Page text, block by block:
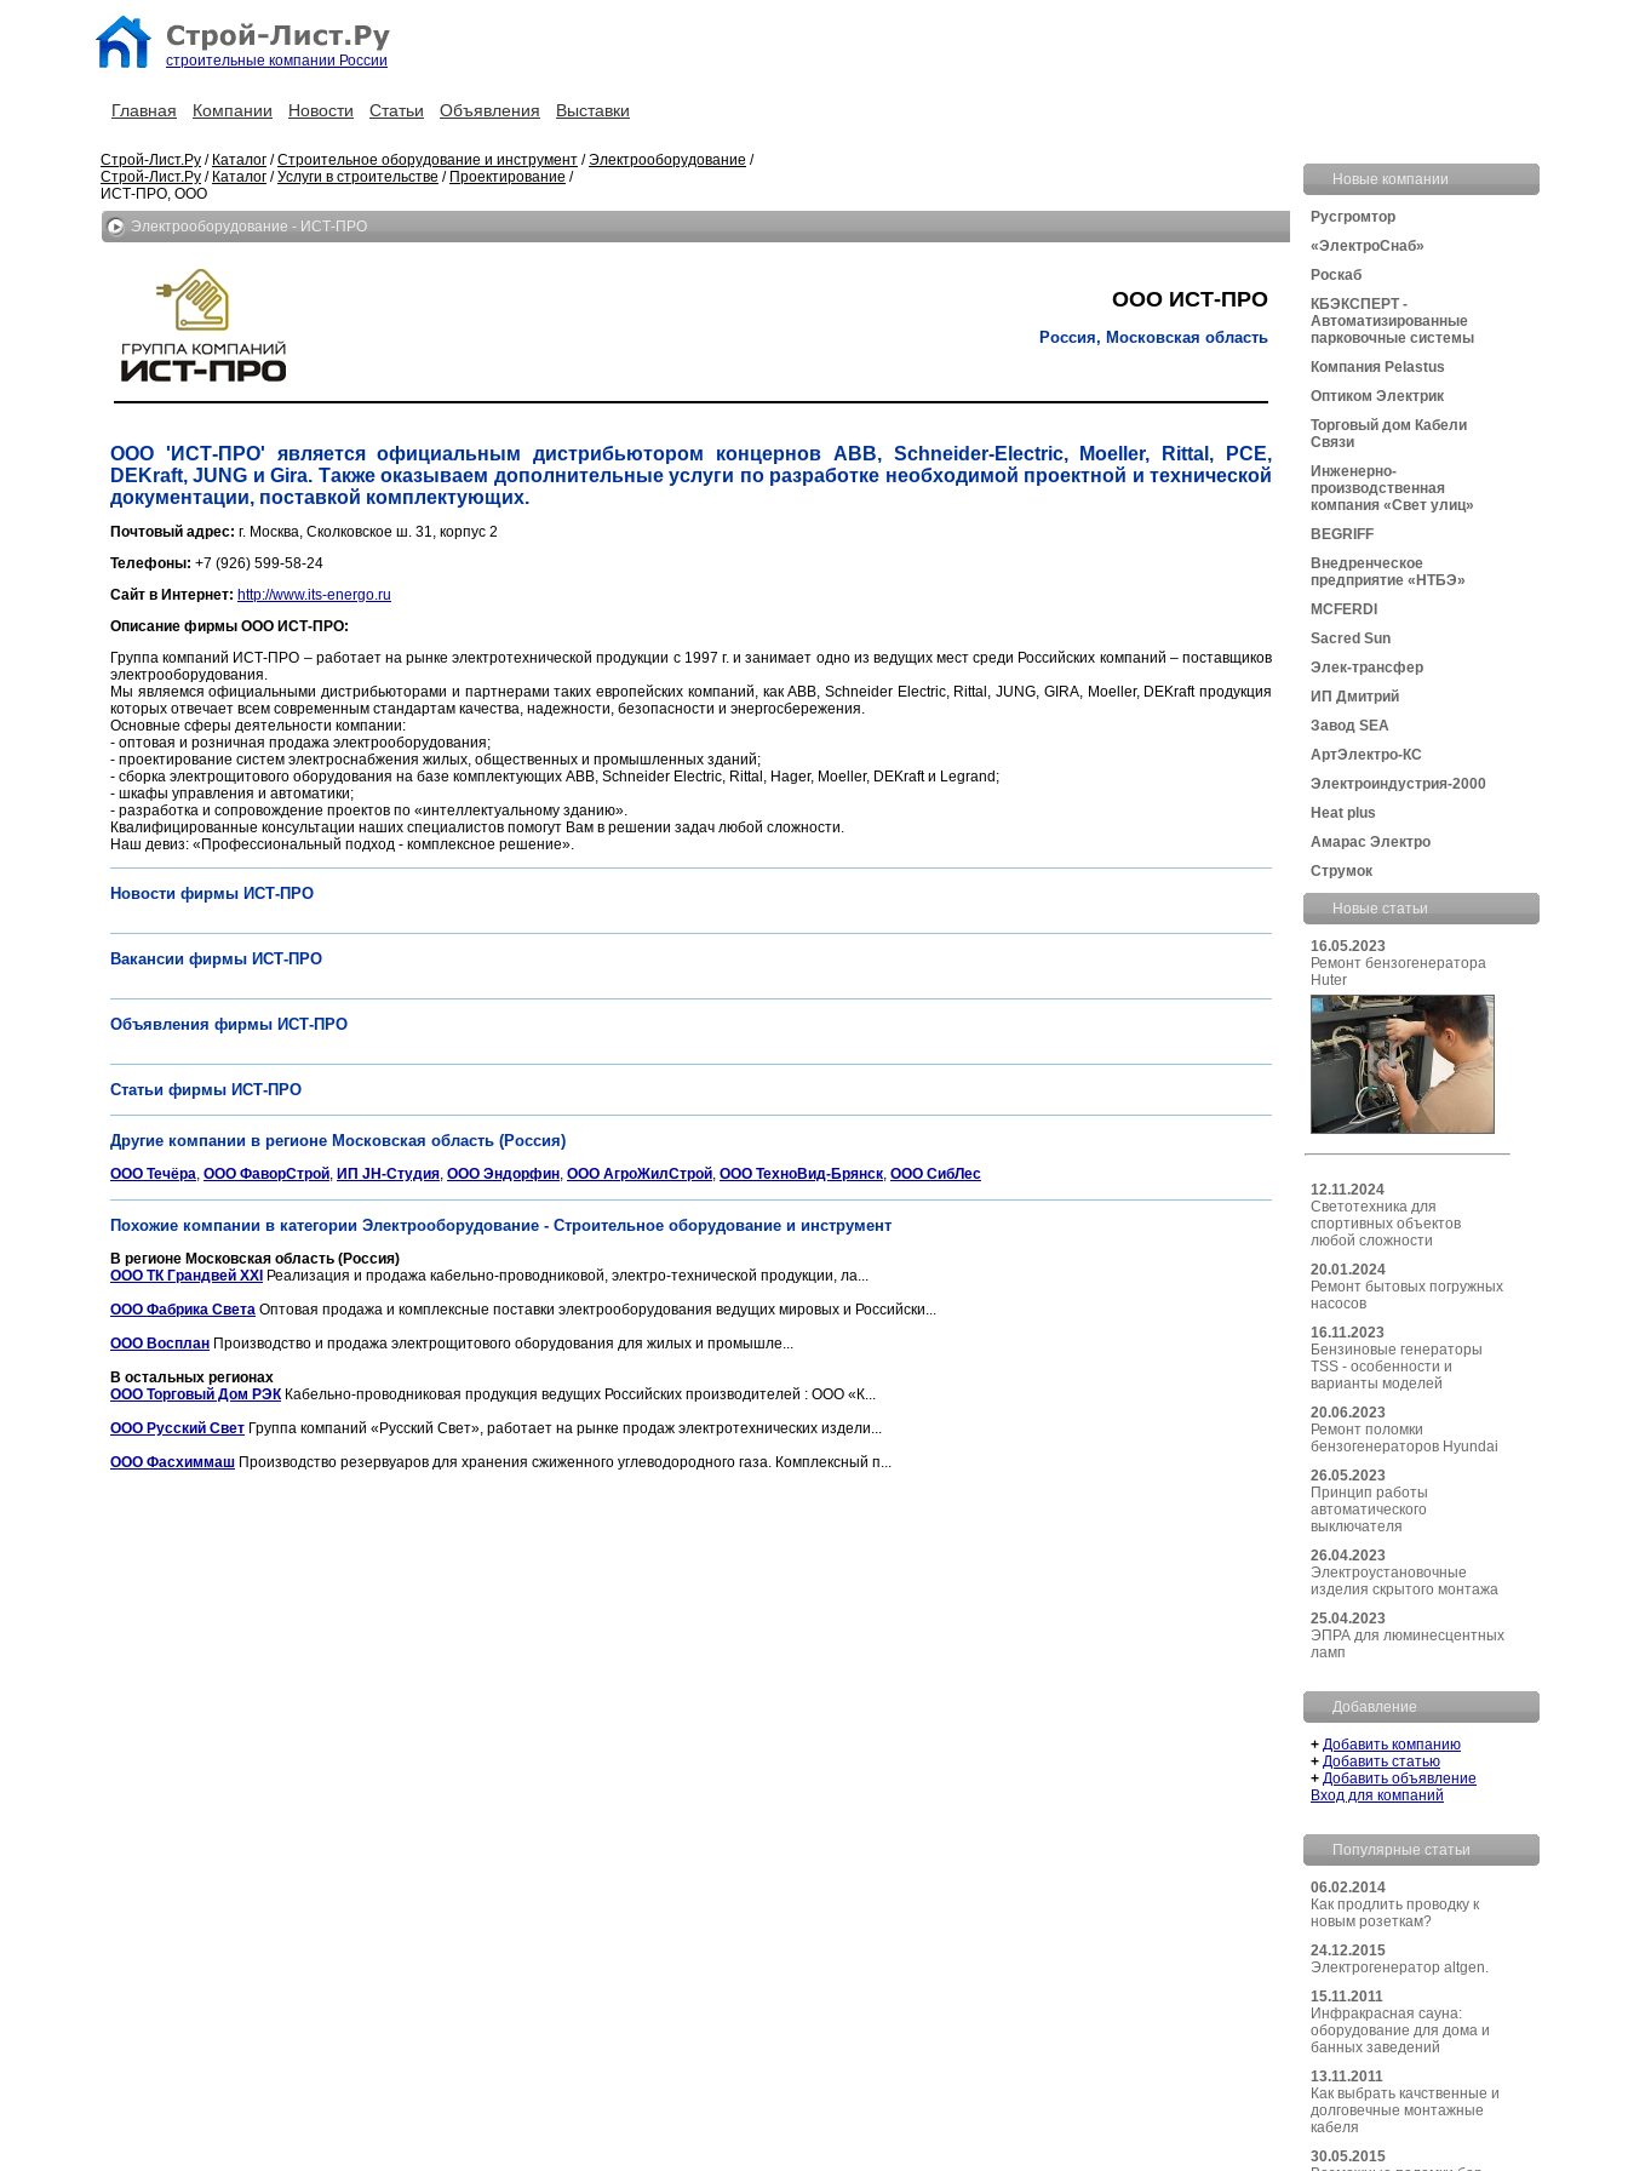
строительные компании России
Главная Компании Новости Статьи Объявления Выставки
Строй-Лист.Ру / Каталог /Строительное оборудование и инструмент /Электрооборудование /
Строй-Лист.Ру / Каталог /Услуги в строительстве / Проектирование /
ИСТ-ПРО, ООО
Электрооборудование - ИСТ-ПРО
ООО ИСТ-ПРО
Россия, Московская область
ООО 'ИСТ-ПРО' является официальным дистрибьютором концернов ABB, Schneider-Electric, Moeller, Rittal, PCE,
DEKraft, JUNG и Gira. Также оказываем дополнительные услуги по разработке необходимой проектной и технической
документации, поставкой комплектующих.
Почтовый адрес: г. Москва, Сколковское ш. 31, корпус 2
Телефоны: +7 (926) 599-58-24
Сайт в Интернет: http://www.its-energo.ru
Описание фирмы ООО ИСТ-ПРО:
Группа компаний ИСТ-ПРО – работает на рынке электротехнической продукции с 1997 г. и занимает одно из ведущих мест среди Российских компаний – поставщиков
электрооборудования.
Мы являемся официальными дистрибьюторами и партнерами таких европейских компаний, как ABB, Schneider Electric, Rittal, JUNG, GIRA, Moeller, DEKraft продукция
которых отвечает всем современным стандартам качества, надежности, безопасности и энергосбережения.
Основные сферы деятельности компании:
- оптовая и розничная продажа электрооборудования;
- проектирование систем электроснабжения жилых, общественных и промышленных зданий;
- сборка электрощитового оборудования на базе комплектующих ABB, Schneider Electric, Rittal, Hager, Moeller, DEKraft и Legrand;
- шкафы управления и автоматики;
- разработка и сопровождение проектов по «интеллектуальному зданию».
Квалифицированные консультации наших специалистов помогут Вам в решении задач любой сложности.
Наш девиз: «Профессиональный подход - комплексное решение».
Новости фирмы ИСТ-ПРО
Вакансии фирмы ИСТ-ПРО
Объявления фирмы ИСТ-ПРО
Статьи фирмы ИСТ-ПРО
Другие компании в регионе Московская область (Россия)
ООО Течёра, ООО ФаворСтрой, ИП JH-Студия, ООО Эндорфин, ООО АгроЖилСтрой, ООО ТехноВид-Брянск, ООО СибЛес
Похожие компании в категории Электрооборудование - Строительное оборудование и инструмент
В регионе Московская область (Россия)
ООО ТК Грандвей XXI Реализация и продажа кабельно-проводниковой, электро-технической продукции, ла...
ООО Фабрика Света Оптовая продажа и комплексные поставки электрооборудования ведущих мировых и Российски...
ООО Восплан Производство и продажа электрощитового оборудования для жилых и промышле...
В остальных регионах
ООО Торговый Дом РЭККабельно-проводниковая продукция ведущих Российских производителей : ООО «К...
ООО Русский Свет Группа компаний «Русский Свет», работает на рынке продаж электротехнических издели...
ООО Фасхиммаш Производство резервуаров для хранения сжиженного углеводородного газа. Комплексный п...
Новые компании
Русгромтор
«ЭлектроСнаб»
Роскаб
КБЭКСПЕРТ -
Автоматизированные
парковочные системы
Компания Pelastus
Оптиком Электрик
Торговый дом Кабели
Связи
Инженерно-
производственная
компания «Свет улиц»
BEGRIFF
Внедренческое
предприятие «НТБЭ»
MCFERDI
Sacred Sun
Элек-трансфер
ИП Дмитрий
Завод SEA
АртЭлектро-КС
Электроиндустрия-2000
Heat plus
Амарас Электро
Струмок
Новые статьи
16.05.2023
Ремонт бензогенератора
Huter
12.11.2024
Светотехника для
спортивных объектов
любой сложности
20.01.2024
Ремонт бытовых погружных
насосов
16.11.2023
Бензиновые генераторы
TSS - особенности и
варианты моделей
20.06.2023
Ремонт поломки
бензогенераторов Hyundai
26.05.2023
Принцип работы
автоматического
выключателя
26.04.2023
Электроустановочные
изделия скрытого монтажа
25.04.2023
ЭПРА для люминесцентных
ламп
Добавление
+ Добавить компанию
+ Добавить статью
+ Добавить объявление
Вход для компаний
Популярные статьи
06.02.2014
Как продлить проводку к
новым розеткам?
24.12.2015
Электрогенератор altgen.
15.11.2011
Инфракрасная сауна:
оборудование для дома и
банных заведений
13.11.2011
Как выбрать качственные и
долговечные монтажные
кабеля
30.05.2015